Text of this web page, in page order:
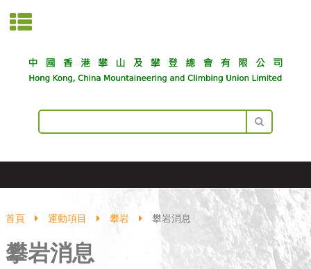
首頁 運動項目 攀岩 攀岩消息
攀岩消息